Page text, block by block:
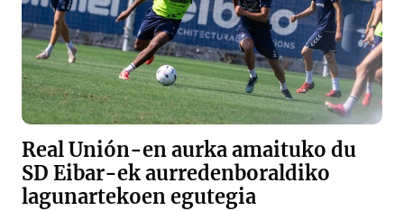
Real Unión-en aurka amaituko du
SD Eibar-ek aurredenboraldiko
lagunartekoen egutegia